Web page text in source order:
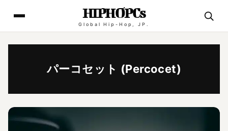
HIPHOPCs
Global Hip-Hop, JP.
パーコセット (Percocet)